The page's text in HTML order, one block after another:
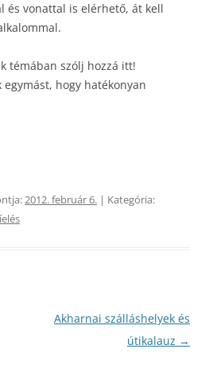
és vonattal is elérhető, át kell
témában szólj hozzá itt!
egymást, hogy hatékonyan
2012. február 6. | Kategória:
Akharnai szálláshelyek és
útikalauz →